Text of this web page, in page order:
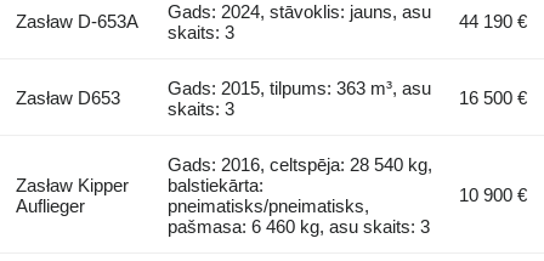
Zasław D-653A
Gads: 2024, stāvoklis: jauns, asu
skaits: 3
44 190 €
Zasław D653
Gads: 2015, tilpums: 363 m³, asu
skaits: 3
16 500 €
Zasław Kipper
Auflieger
Gads: 2016, celtspēja: 28 540 kg,
balstiekārta:
pneimatisks/pneimatisks,
pašmasa: 6 460 kg, asu skaits: 3
10 900 €